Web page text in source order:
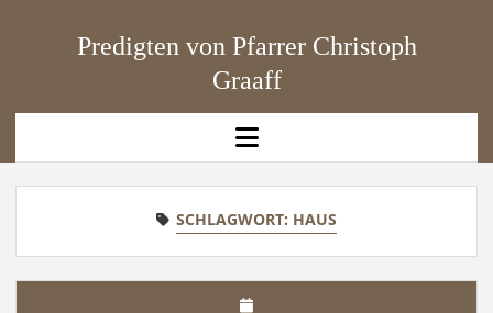
Predigten von Pfarrer Christoph
Graaff
open
menu
SCHLAGWORT: HAUS